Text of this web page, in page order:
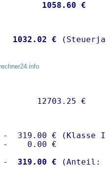
1058.60 €
1032.02 €
319.00 € (Klasse I)
-    0.00 €
-
  319.00 €